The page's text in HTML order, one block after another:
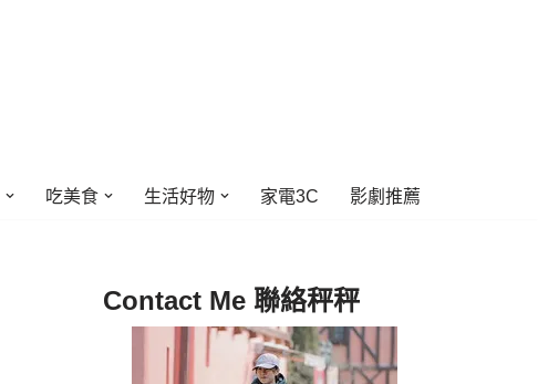
吃美食 生活好物 家電3C 影劇推薦
Contact Me 聯絡秤秤